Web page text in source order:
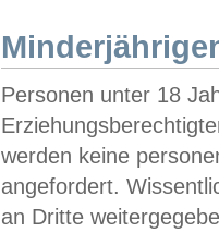
Personen unter 18
werden keine
angefordert.
an Dritte